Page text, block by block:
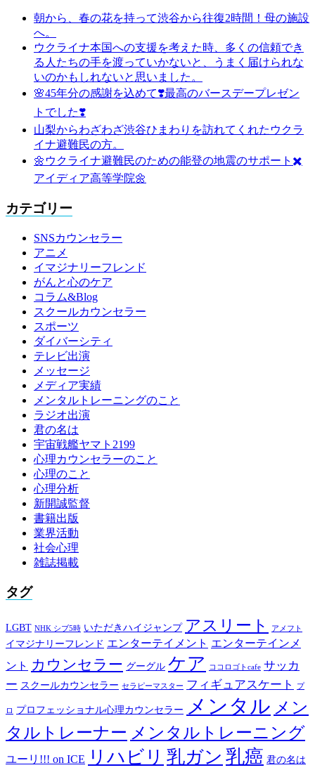
朝から、春の花を持って渋谷から往復2時間！母の施設
へ。
ウクライナ本国への支援を考えた時、多くの信頼でき
る人たちの手を渡っていかないと、うまく届けられな
いのかもしれないと思いました。
🌸45年分の感謝を込めて❣️最高のバースデープレゼン
トでした❣️
山梨からわざわざ渋谷ひまわりを訪れてくれたウクラ
イナ避難民の方。
🌼ウクライナ避難民のための能登の地震のサポート✖️
アイディア高等学院🌼
カテゴリー
SNSカウンセラー
アニメ
イマジナリーフレンド
がんと心のケア
コラム&Blog
スクールカウンセラー
スポーツ
ダイバーシティ
テレビ出演
メッセージ
メディア実績
メンタルトレーニングのこと
ラジオ出演
君の名は
宇宙戦艦ヤマト2199
心理カウンセラーのこと
心理のこと
心理分析
新開誠監督
書籍出版
業界活動
社会心理
雑誌掲載
タグ
LGBT NHK シブ5時 いただきハイジャンプ アスリート アメフト
イマジナリーフレンド エンターテイメント エンターテインメ
ント カウンセラー グーグル ケア ココロゴトcafe サッカ
ー スクールカウンセラー セラピーマスター フィギュアスケート プ
ロ プロフェッショナル心理カウンセラー メンタル メン
タルトレーナー メンタルトレーニング
ユーリ!!! on ICE リハビリ 乳ガン 乳癌 君の名は